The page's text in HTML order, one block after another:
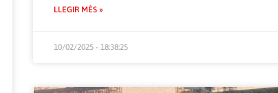
LLEGIR MÉS »
10/02/2025 - 18:38:25